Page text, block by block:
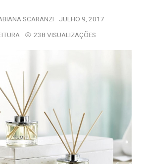
SCARANZI JULHO 9, 2017
238 VISUALIZAÇÕES